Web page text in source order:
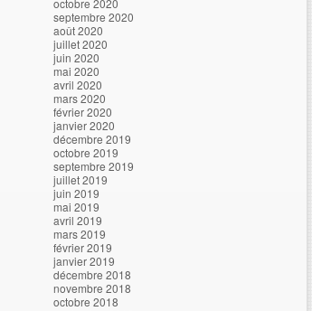
octobre 2020
septembre 2020
août 2020
juillet 2020
juin 2020
mai 2020
avril 2020
mars 2020
février 2020
janvier 2020
décembre 2019
octobre 2019
septembre 2019
juillet 2019
juin 2019
mai 2019
avril 2019
mars 2019
février 2019
janvier 2019
décembre 2018
novembre 2018
octobre 2018